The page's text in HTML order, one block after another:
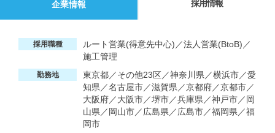
企業情報 採用情報
採用職種
ルート営業(得意先中心)／法人営業(BtoB)／
施工管理
勤務地
東京都／その他23区／神奈川県／横浜市／愛
知県／名古屋市／滋賀県／京都府／京都市／
大阪府／大阪市／堺市／兵庫県／神戸市／岡
山県／岡山市／広島県／広島市／福岡県／福
岡市